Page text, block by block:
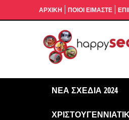
ΑΡΧΙΚΉ ΠΟΙΟΙ ΕΙΜΑΣΤΕ
ΝΈΑ ΣΧΈΔΙΑ 2024